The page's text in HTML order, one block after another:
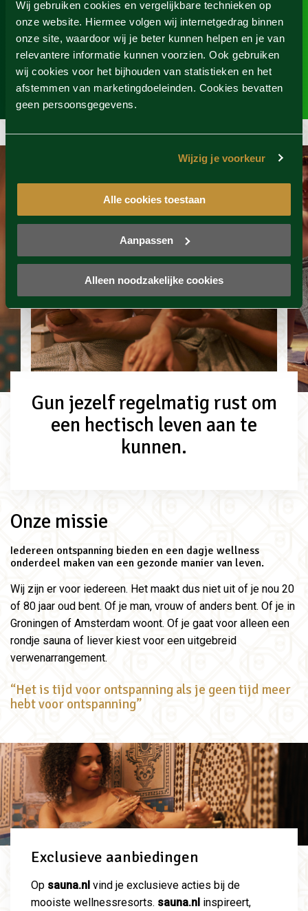
Wij gebruiken cookies en vergelijkbare technieken op
onze website. Hiermee volgen wij internetgedrag binnen
onze site, waardoor wij je beter kunnen helpen en je van
relevantere informatie kunnen voorzien. Ook gebruiken
wij cookies voor het bijhouden van statistieken en het
afstemmen van marketingdoeleinden. Cookies bevatten
geen persoonsgegevens.
Wijzig je voorkeur
Alle cookies toestaan
Aanpassen
Alleen noodzakelijke cookies
voor jezelf, de batterij weer helemaal opladen,
even offline zijn, een dagje ontspanning, je lichaam
én geest laten rusten, je gedachten even verzetten.
Gun jezelf regelmatig rust om
een hectisch leven aan te
kunnen.
Onze missie
Iedereen ontspanning bieden en een dagje wellness
onderdeel maken van een gezonde manier van leven.
Wij zijn er voor iedereen. Het maakt dus niet uit of je nou 20
of 80 jaar oud bent. Of je man, vrouw of anders bent. Of je in
Groningen of Amsterdam woont. Of je gaat voor alleen een
rondje sauna of liever kiest voor een uitgebreid
verwenarrangement.
“Het is tijd voor ontspanning als je geen tijd meer
hebt voor ontspanning”
Exclusieve aanbiedingen
Op sauna.nl vind je exclusieve acties bij de
mooiste wellnessresorts. sauna.nl inspireert,